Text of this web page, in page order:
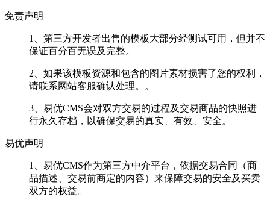
免责声明
1、第三方开发者出售的模板大部分经测试可用，但并不
保证百分百无误及完整。
2、如果该模板资源和包含的图片素材损害了您的权利，
请联系网站客服确认处理。。
3、易优CMS会对双方交易的过程及交易商品的快照进
行永久存档，以确保交易的真实、有效、安全。
易优声明
1、易优CMS作为第三方中介平台，依据交易合同（商
品描述、交易前商定的内容）来保障交易的安全及买卖
双方的权益。